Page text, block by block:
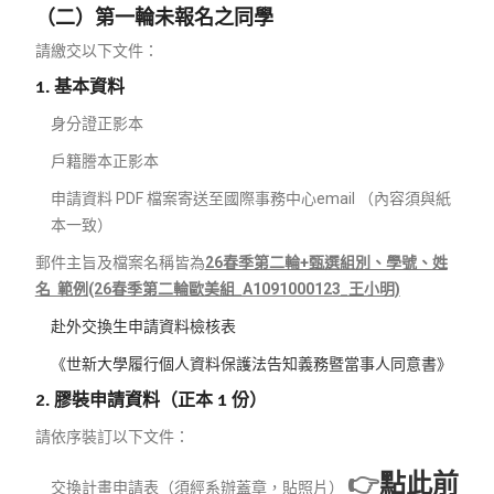
（二）第一輪未報名之同學
請繳交以下文件：
1. 基本資料
身分證正影本
戶籍謄本正影本
申請資料 PDF 檔案寄送至國際事務中心email （內容須與紙
本一致）
郵件主旨及檔案名稱皆為26春季第二輪+甄選組別、學號、姓
名 範例(26春季第二輪歐美組_A1091000123_王小明)
赴外交換生申請資料檢核表
《世新大學履行個人資料保護法告知義務暨當事人同意書》
2. 膠裝申請資料（正本 1 份）
請依序裝訂以下文件：
交換計畫申請表（須經系辦蓋章，貼照片） 👉點此前